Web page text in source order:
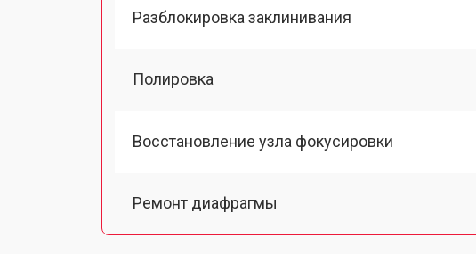
Разблокировка заклинивания
Полировка
Восстановление узла фокусировки
Ремонт диафрагмы